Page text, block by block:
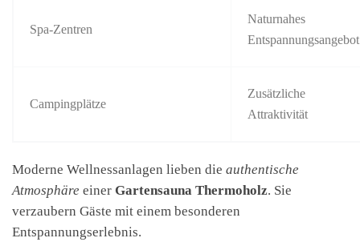
Spa-Zentren
Naturnahes
Entspannungsangebot
Campingplätze
Zusätzliche
Attraktivität
Moderne Wellnessanlagen lieben die authentische
Atmosphäre einer Gartensauna Thermoholz. Sie
verzaubern Gäste mit einem besonderen
Entspannungserlebnis.